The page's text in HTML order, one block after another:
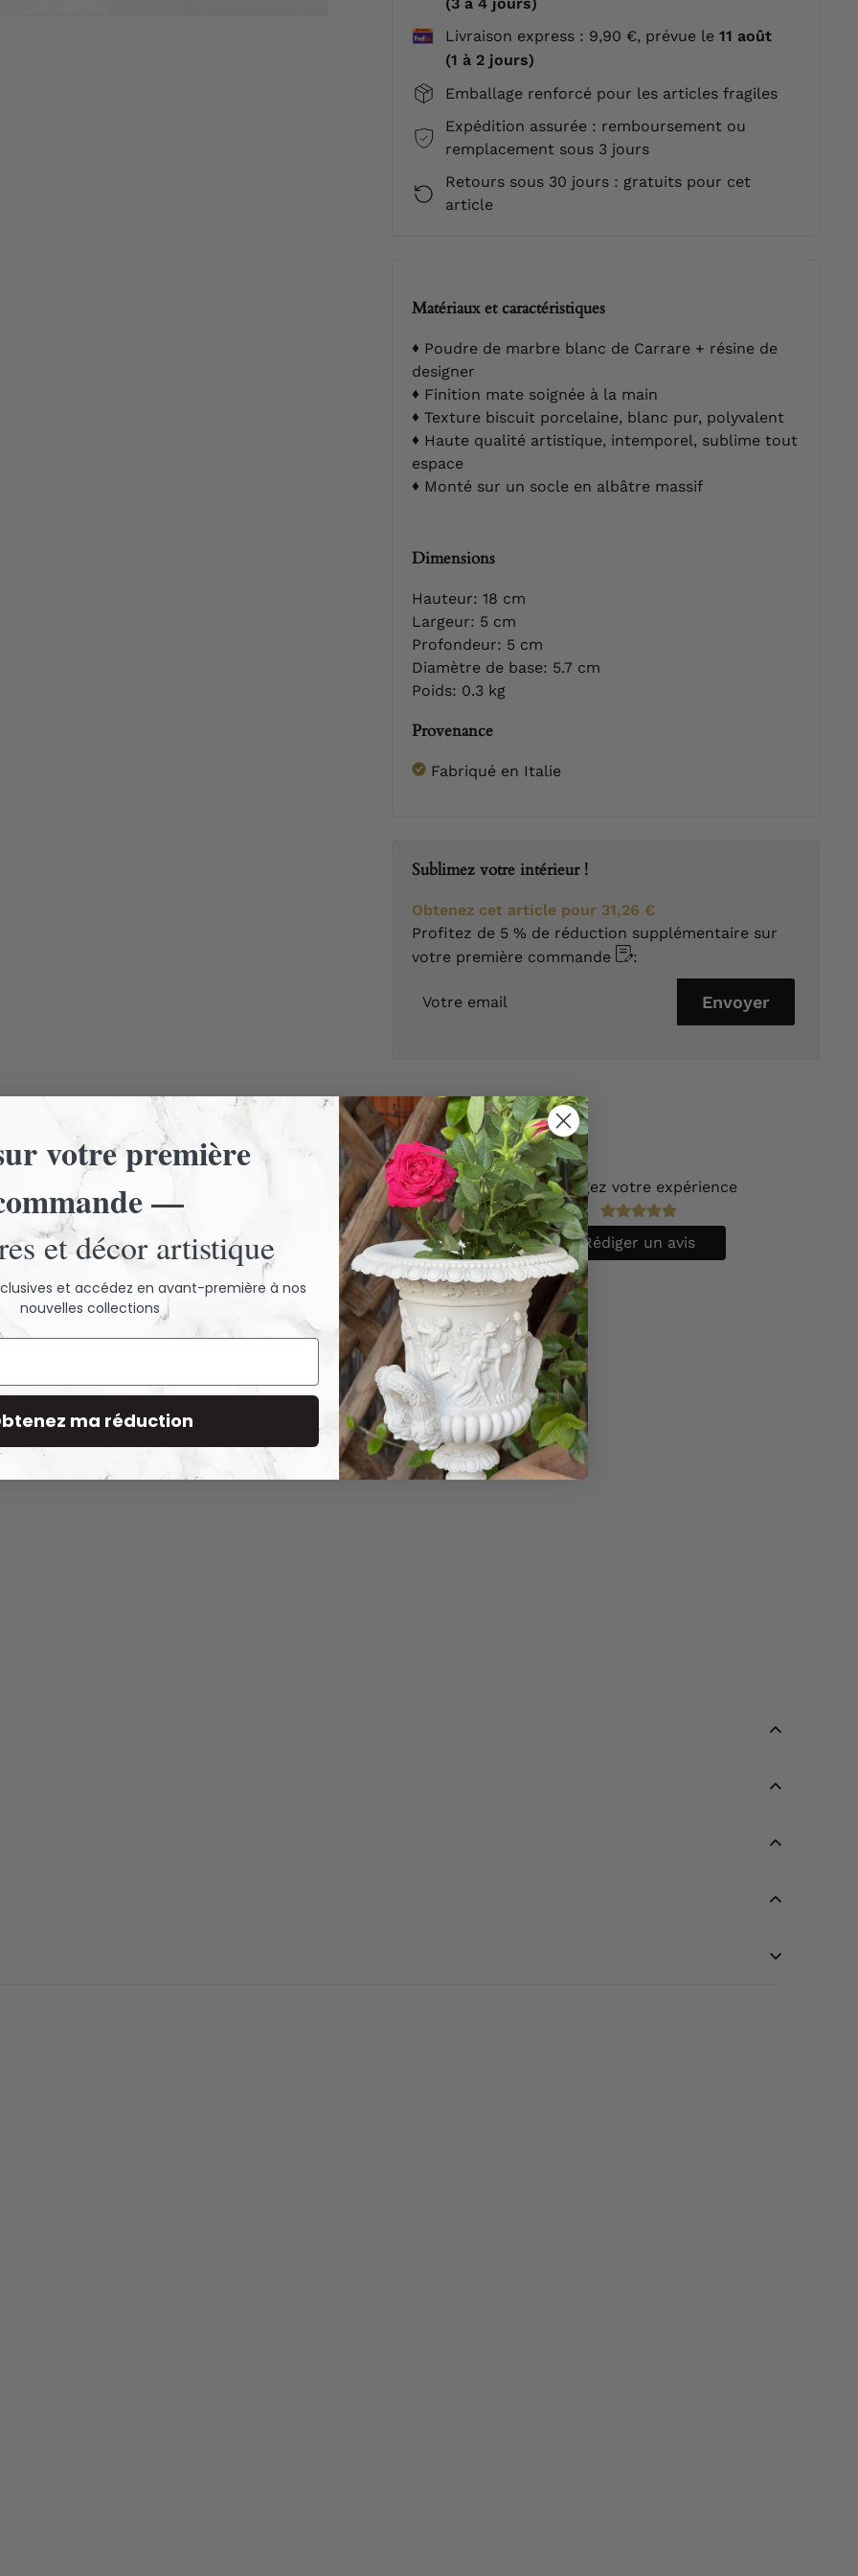
Livraison express : 9,90 €, prévue le 11 août
(1 à 2 jours)
Emballage renforcé pour les articles fragiles
Expédition assurée : remboursement ou
remplacement sous 3 jours
Retours sous 30 jours : gratuits pour cet
article
Matériaux et caractéristiques
Poudre de marbre blanc de Carrare + résine de
designer
Finition mate soignée à la main
Texture biscuit porcelaine, blanc pur, polyvalent
Haute qualité artistique, intemporel, sublime tout
espace
Monté sur un socle en albâtre massif
Dimensions
Hauteur: 18 cm
Largeur: 5 cm
Profondeur: 5 cm
Diamètre de base: 5.7 cm
Poids: 0.3 kg
Provenance
Fabriqué en Italie
Sublimez votre intérieur !
Obtenez cet article pour 31,26 €
Profitez de 5 % de réduction supplémentaire sur
votre première commande
:
Envoyer
(1)
(0)
( 0)
(0)
(0)
Partagez votre expérience
Rédiger un avis
votre première
—
et décor artistique
et accédez en avant-première à nos
nouvelles collections
ma réduction